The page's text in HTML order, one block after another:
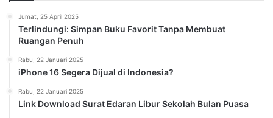
Jumat, 25 April 2025
Terlindungi: Simpan Buku Favorit Tanpa Membuat
Ruangan Penuh
Rabu, 22 Januari 2025
iPhone 16 Segera Dijual di Indonesia?
Rabu, 22 Januari 2025
Link Download Surat Edaran Libur Sekolah Bulan Puasa